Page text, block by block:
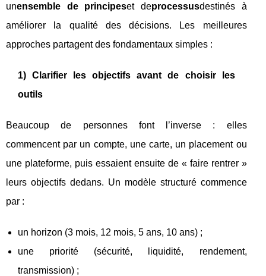
unensemble de principeset deprocessusdestinés à
améliorer la qualité des décisions. Les meilleures
approches partagent des fondamentaux simples :
1) Clarifier les objectifs avant de choisir les
outils
Beaucoup de personnes font l’inverse : elles
commencent par un compte, une carte, un placement ou
une plateforme, puis essaient ensuite de « faire rentrer »
leurs objectifs dedans. Un modèle structuré commence
par :
un horizon (3 mois, 12 mois, 5 ans, 10 ans) ;
une priorité (sécurité, liquidité, rendement,
transmission) ;